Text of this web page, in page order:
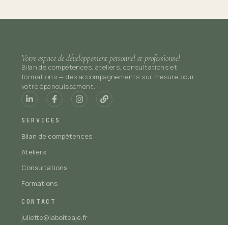
Votre espace de développement personnel et professionnel
Bilan de compétences, ateliers, consultations et
formations — des accompagnements sur mesure pour
votre épanouissement.
SERVICES
Bilan de compétences
Ateliers
Consultations
Formations
CONTACT
juliette@laboiteaje.fr